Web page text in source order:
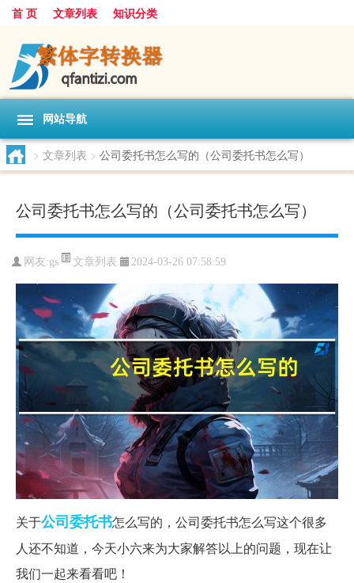
首 页 文章列表 知识分类
网站导航
> 文章列表 > 公司委托书怎么写的（公司委托书怎么写）
公司委托书怎么写的（公司委托书怎么写）
网友:gs 文章列表 2024-03-26 07:58:59
关于公司委托书怎么写的，公司委托书怎么写这个很多
人还不知道，今天小六来为大家解答以上的问题，现在让
我们一起来看看吧！